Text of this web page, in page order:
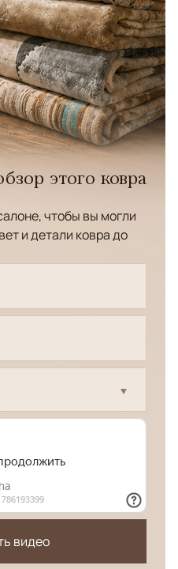
этого ковра
чтобы вы могли
и детали ковра до
видео